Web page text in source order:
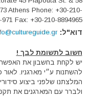
Athens Phone: +30-210-
971 Fax: +30-210-8894965
דוא"ל:
חשוב לתשומת לבך !
יש לקחת בחשבון את
להשתנות ע״י מארגניו.
המלצתנו שלפני ביצוע
ולברר עם המארגנים את